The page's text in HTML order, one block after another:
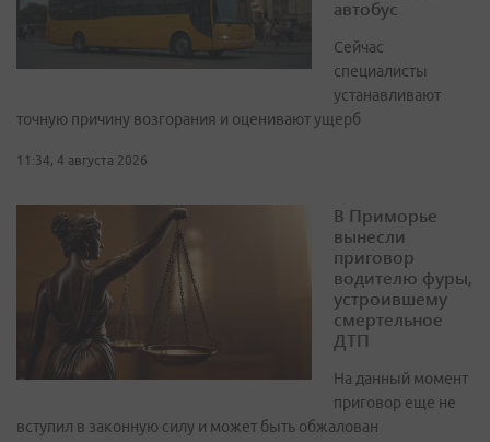
автобус
Сейчас
специалисты
устанавливают
точную причину возгорания и оценивают ущерб
11:34, 4 августа 2026
В Приморье
вынесли
приговор
водителю фуры,
устроившему
смертельное
ДТП
На данный момент
приговор еще не
вступил в законную силу и может быть обжалован